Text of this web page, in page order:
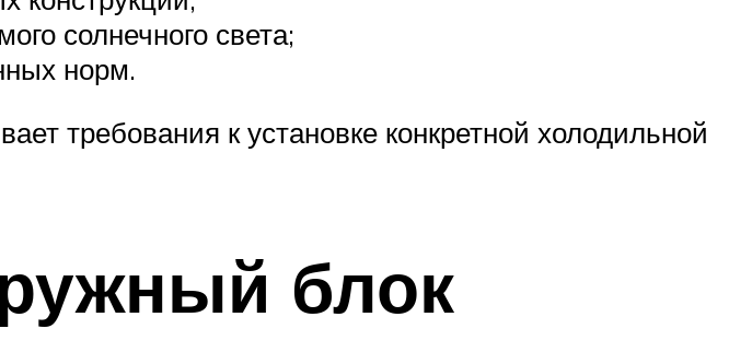
солнечного света;
норм.
требования к установке конкретной холодильной
блок